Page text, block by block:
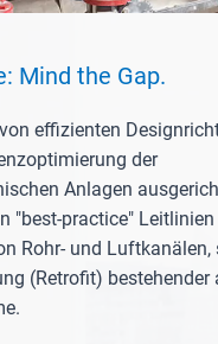
Mind the Gap.
effizienten
der
Anlagen
"best-practice"
Rohr- und
(Retrofit) bestehender